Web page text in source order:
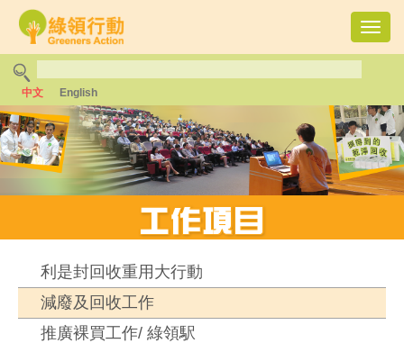
中文 English
利是封回收重用大行動
減廢及回收工作
推廣裸買工作/ 綠領駅